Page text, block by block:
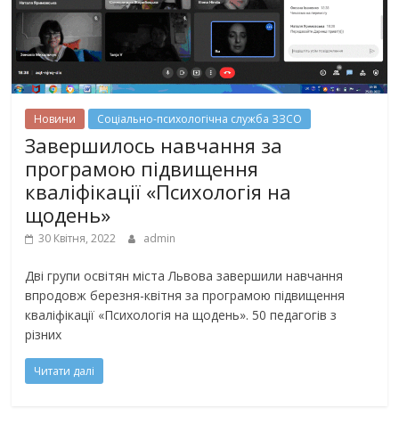
Новини Соціально-психологічна служба ЗЗСО
Завершилось навчання за
програмою підвищення
кваліфікації «Психологія на
щодень»
30 Квітня, 2022 admin
Дві групи освітян міста Львова завершили навчання
впродовж березня-квітня за програмою підвищення
кваліфікації «Психологія на щодень». 50 педагогів з
різних
Читати далі